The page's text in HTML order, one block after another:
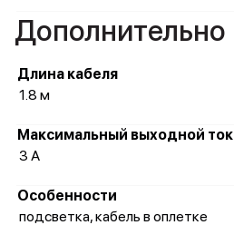
Дополнительно
Длина кабеля
1.8 м
Максимальный выходной ток
3 А
Особенности
подсветка, кабель в оплетке